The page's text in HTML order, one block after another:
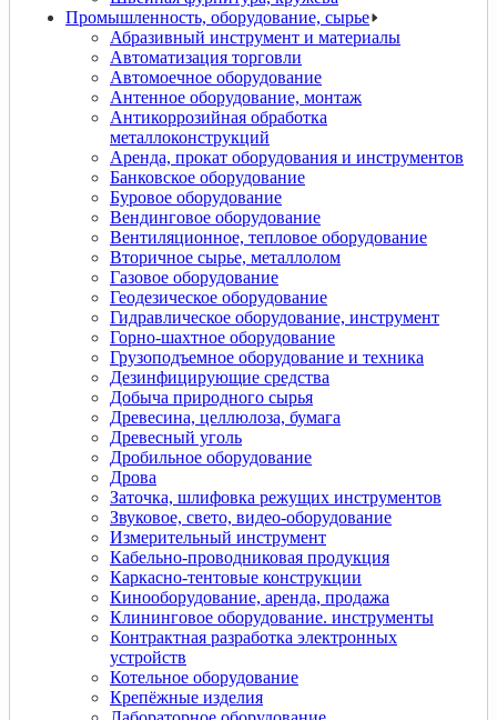
Промышленность, оборудование, сырье
Абразивный инструмент и материалы
Автоматизация торговли
Автомоечное оборудование
Антенное оборудование, монтаж
Антикоррозийная обработка
металлоконструкций
Аренда, прокат оборудования и инструментов
Банковское оборудование
Буровое оборудование
Вендинговое оборудование
Вентиляционное, тепловое оборудование
Вторичное сырье, металлолом
Газовое оборудование
Геодезическое оборудование
Гидравлическое оборудование, инструмент
Горно-шахтное оборудование
Грузоподъемное оборудование и техника
Дезинфицирующие средства
Добыча природного сырья
Древесина, целлюлоза, бумага
Древесный уголь
Дробильное оборудование
Дрова
Заточка, шлифовка режущих инструментов
Звуковое, свето, видео-оборудование
Измерительный инструмент
Кабельно-проводниковая продукция
Каркасно-тентовые конструкции
Кинооборудование, аренда, продажа
Клининговое оборудование. инструменты
Контрактная разработка электронных
устройств
Котельное оборудование
Крепёжные изделия